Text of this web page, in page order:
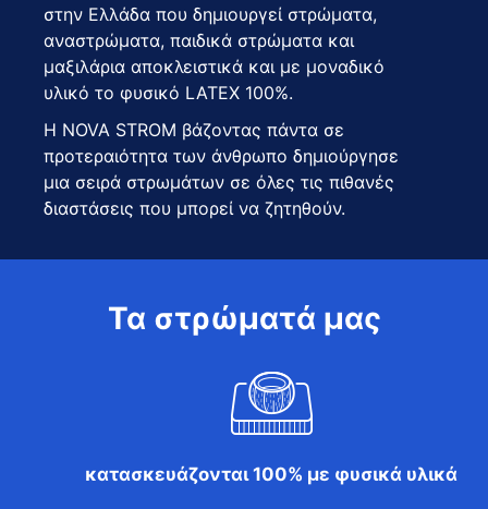
στην Ελλάδα που δημιουργεί στρώματα,
αναστρώματα, παιδικά στρώματα και
μαξιλάρια αποκλειστικά και με μοναδικό
υλικό το φυσικό LATEX 100%.
Η NOVA STROM βάζοντας πάντα σε
προτεραιότητα των άνθρωπο δημιούργησε
μια σειρά στρωμάτων σε όλες τις πιθανές
διαστάσεις που μπορεί να ζητηθούν.
Τα στρώματά μας
κατασκευάζονται 100% με φυσικά υλικά